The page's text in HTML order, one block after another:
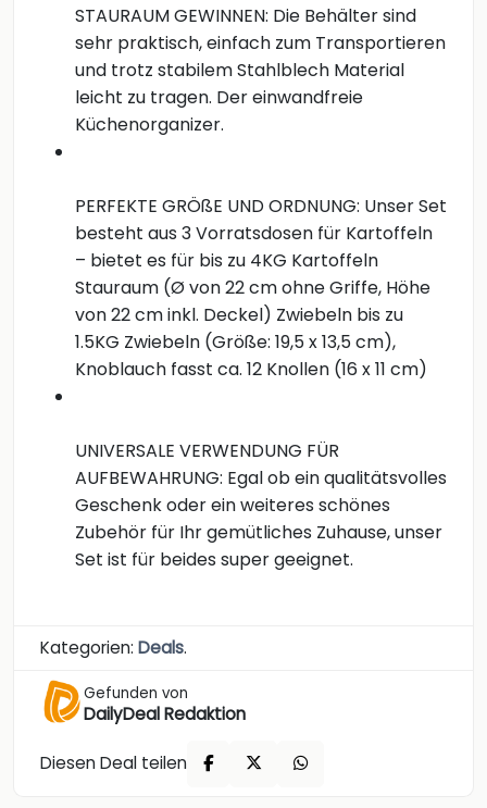
STAURAUM GEWINNEN: Die Behälter sind
sehr praktisch, einfach zum Transportieren
und trotz stabilem Stahlblech Material
leicht zu tragen. Der einwandfreie
Küchenorganizer.
PERFEKTE GRÖßE UND ORDNUNG: Unser Set
besteht aus 3 Vorratsdosen für Kartoffeln
– bietet es für bis zu 4KG Kartoffeln
Stauraum (Ø von 22 cm ohne Griffe, Höhe
von 22 cm inkl. Deckel) Zwiebeln bis zu
1.5KG Zwiebeln (Größe: 19,5 x 13,5 cm),
Knoblauch fasst ca. 12 Knollen (16 x 11 cm)
UNIVERSALE VERWENDUNG FÜR
AUFBEWAHRUNG: Egal ob ein qualitätsvolles
Geschenk oder ein weiteres schönes
Zubehör für Ihr gemütliches Zuhause, unser
Set ist für beides super geeignet.
Kategorien: Deals.
Gefunden von
DailyDeal Redaktion
Diesen Deal teilen